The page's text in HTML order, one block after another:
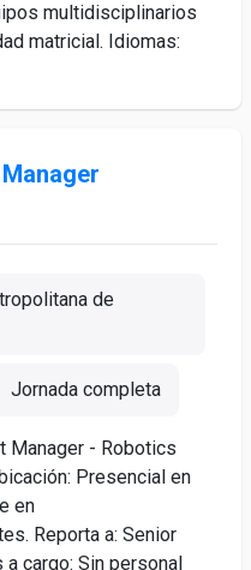
multidisciplinarios
matricial. Idiomas:
de
Jornada completa
Manager - Robotics
Presencial en
en
Reporta a: Senior
cargo: Sin personal